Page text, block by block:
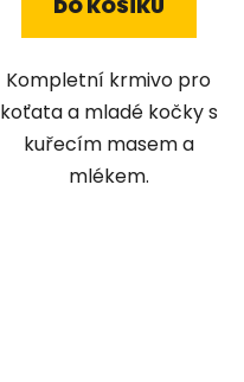
DO KOŠÍKU
Kompletní krmivo pro
koťata a mladé kočky s
kuřecím masem a
mlékem.